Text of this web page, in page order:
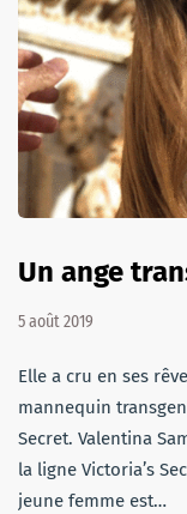
Un ange
5 août 2019
Elle a cru en ses
mannequin
Secret. Valentina
la ligne Victoria’s
jeune femme est…